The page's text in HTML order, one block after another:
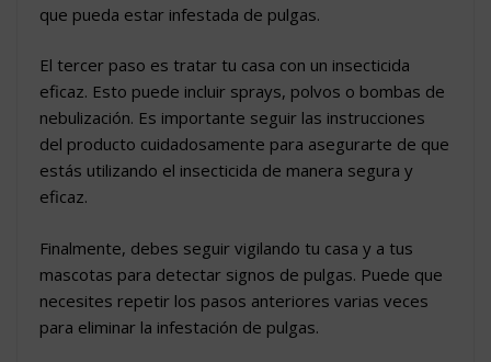
que pueda estar infestada de pulgas.
El tercer paso es tratar tu casa con un insecticida
eficaz. Esto puede incluir sprays, polvos o bombas de
nebulización. Es importante seguir las instrucciones
del producto cuidadosamente para asegurarte de que
estás utilizando el insecticida de manera segura y
eficaz.
Finalmente, debes seguir vigilando tu casa y a tus
mascotas para detectar signos de pulgas. Puede que
necesites repetir los pasos anteriores varias veces
para eliminar la infestación de pulgas.